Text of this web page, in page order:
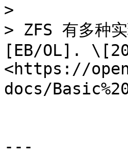
>
> ZFS 有多种
[EB/OL].
<https://
docs/
---